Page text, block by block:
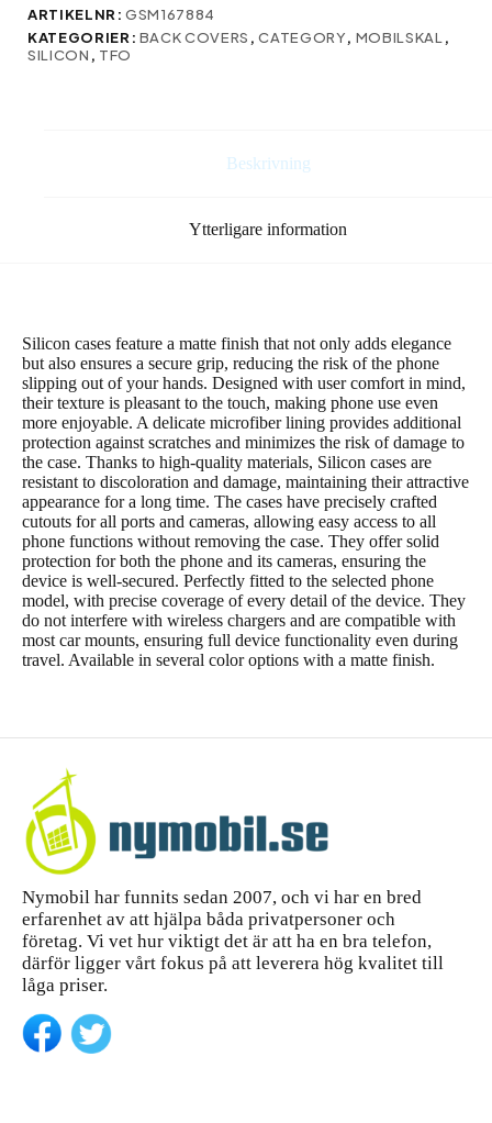
S23
mörkblå
ARTIKELNR:GSM167884
KATEGORIER: BACK COVERS ,CATEGORY, MOBILSKAL ,
SILICON , TFO
Beskrivning
Ytterligare information
Silicon cases feature a matte finish that not only adds elegance
but also ensures a secure grip, reducing the risk of the phone
slipping out of your hands. Designed with user comfort in mind,
their texture is pleasant to the touch, making phone use even
more enjoyable. A delicate microfiber lining provides additional
protection against scratches and minimizes the risk of damage to
the case. Thanks to high-quality materials, Silicon cases are
resistant to discoloration and damage, maintaining their attractive
appearance for a long time. The cases have precisely crafted
cutouts for all ports and cameras, allowing easy access to all
phone functions without removing the case. They offer solid
protection for both the phone and its cameras, ensuring the
device is well-secured. Perfectly fitted to the selected phone
model, with precise coverage of every detail of the device. They
do not interfere with wireless chargers and are compatible with
most car mounts, ensuring full device functionality even during
travel. Available in several color options with a matte finish.
Nymobil har funnits sedan 2007, och vi har en bred
erfarenhet av att hjälpa båda privatpersoner och
företag. Vi vet hur viktigt det är att ha en bra telefon,
därför ligger vårt fokus på att leverera hög kvalitet till
låga priser.